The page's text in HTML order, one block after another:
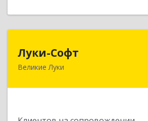
Луки-Софт
Великие Луки182113, Псковская обл,